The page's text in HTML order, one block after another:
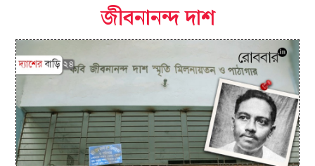
জীবনানন্দ দাশ